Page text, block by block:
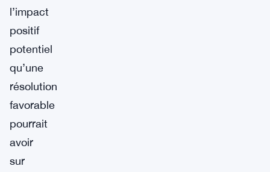
l’impact
positif
potentiel
qu’une
résolution
favorable
pourrait
avoir
sur